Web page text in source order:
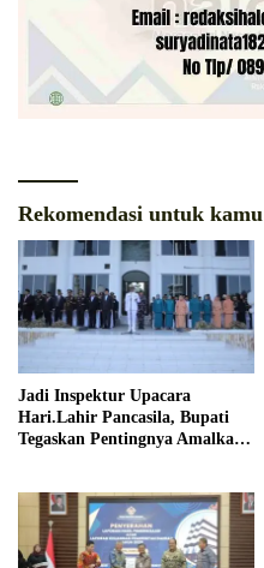
Rekomendasi untuk kamu
Jadi Inspektur Upacara
Hari.Lahir Pancasila, Bupati
Tegaskan Pentingnya Amalkan